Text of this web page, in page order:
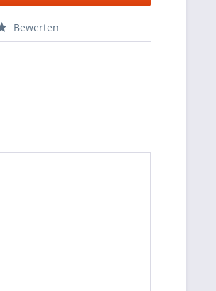
Bewerten